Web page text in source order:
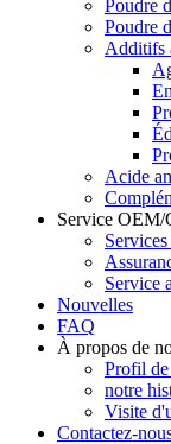
Poudre
Poudre
Additifs
Acide
Service
Service
Nouvelles
FAQ
À propos de
Profil
notre
Visite
Contactez-